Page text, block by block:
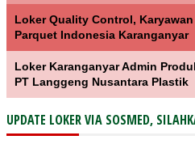
Loker Quality Control,
Parquet Indonesia Karanganyar
Loker Karanganyar Admin
PT Langgeng Nusantara Plastik
UPDATE LOKER VIA SOSMED,